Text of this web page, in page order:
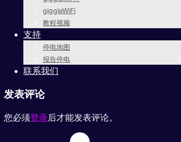
giggleWiFi
教程视频
支持
停电地图
报告停电
联系我们
发表评论
您必须登录后才能发表评论。